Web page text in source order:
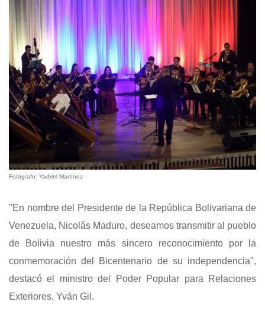
Fotógrafo: Yadriel Martínez
‎"‎En nombre del Presidente de la República Bolivariana de
Venezuela, Nicolás Maduro, deseamos transmitir al pueblo
de Bolivia nuestro más sincero reconocimiento por la
conmemoración del Bicentenario de su independencia",
destacó el ministro del Poder Popular para Relaciones
Exteriores, Yván Gil.